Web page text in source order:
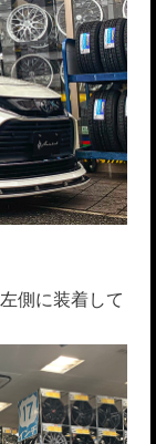
側に装着して